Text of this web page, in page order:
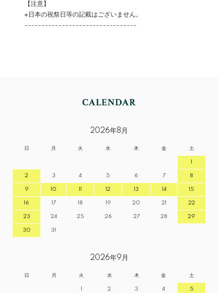
【注意】
※日本の祝祭日等の記載はございません。
---------------------------------
2026年8月
日 月 火 水 木 金 土
1
2 3 4 5 6 7 8
9 10 11 12 13 14 15
16 17 18 19 20 21 22
23 24 25 26 27 28 29
30 31
2026年9月
日 月 火 水 木 金 土
1 2 3 4 5